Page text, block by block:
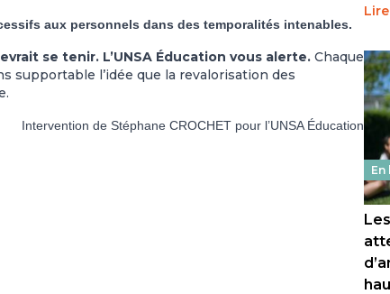
aux personnels dans des temporalités intenables.
se tenir. L’UNSA Éducation vous alerte. Chaque
supportable l’idée que la revalorisation des
Intervention de Stéphane CROCHET pour l’UNSA Éducation